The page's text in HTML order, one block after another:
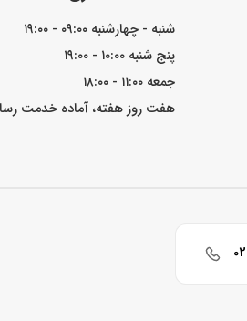
شنبه - چهارشنبه ۰۹:۰۰ - ۱۹:۰۰
پنج شنبه ۱۰:۰۰ - ۱۹:۰۰
جمعه ۱۱:۰۰ - ۱۸:۰۰
هفت روز هفته، آماده خدمت